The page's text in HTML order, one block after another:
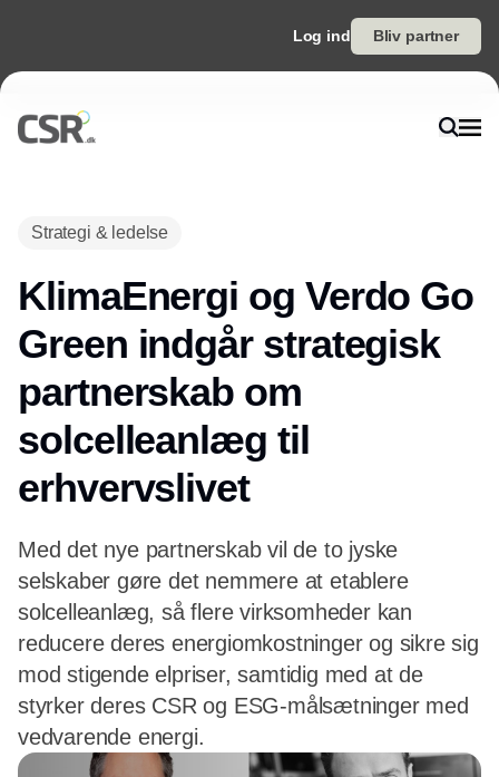
Log ind Bliv partner
Strategi & ledelse
KlimaEnergi og Verdo Go
Green indgår strategisk
partnerskab om
solcelleanlæg til
erhvervslivet
Med det nye partnerskab vil de to jyske
selskaber gøre det nemmere at etablere
solcelleanlæg, så flere virksomheder kan
reducere deres energiomkostninger og sikre sig
mod stigende elpriser, samtidig med at de
styrker deres CSR og ESG-målsætninger med
vedvarende energi.